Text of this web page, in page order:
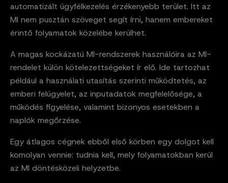
automatizált ügyfélkezelés érzékenyebb terület. Itt az
MI nem pusztán szöveget segít írni, hanem embereket
érintő folyamatok közelébe kerülhet.
A magas kockázatú MI-rendszerek használóira az MI-
rendelet külön kötelezettségeket ír elő. Ide tartozhat
például a használati utasítás szerinti működtetés, az
emberi felügyelet, az inputadatok megfelelősége, a
működés figyelése, valamint bizonyos esetekben a
naplók megőrzése.
Egy átlagos cégnek ebből első körben egy dolgot kell
komolyan vennie: tudnia kell, mely folyamatokban kerül
az MI döntésközeli helyzetbe.